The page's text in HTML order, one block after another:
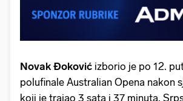
Novak Đoković izborio je po 12.
polufinale Australian Opena nakon
koji je trajao 3 sata i 37 minuta.